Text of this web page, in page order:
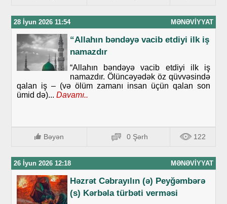
28 İyun 2026 11:54 MƏNƏVIYYAT
“Allahın bəndəyə vacib etdiyi ilk iş
namazdır
“Allahın bəndəyə vacib etdiyi ilk iş
namazdır. Ölüncəyədək öz qüvvəsində
qalan iş – (və ölüm zamanı insan üçün qalan son
ümid də)... Davamı..
Bəyən 0 Şərh 122
26 İyun 2026 12:18 MƏNƏVIYYAT
Həzrət Cəbrayılın (ə) Peyğəmbərə
(s) Kərbəla türbəti verməsi